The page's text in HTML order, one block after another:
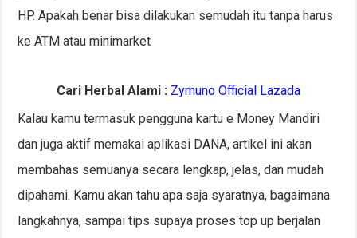
HP. Apakah benar bisa dilakukan semudah itu tanpa harus
ke ATM atau minimarket
Cari Herbal Alami : Zymuno Official Lazada
Kalau kamu termasuk pengguna kartu e Money Mandiri
dan juga aktif memakai aplikasi DANA, artikel ini akan
membahas semuanya secara lengkap, jelas, dan mudah
dipahami. Kamu akan tahu apa saja syaratnya, bagaimana
langkahnya, sampai tips supaya proses top up berjalan